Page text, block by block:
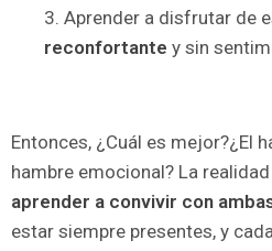
3. Aprender a disfrutar de
reconfortante y sin
Entonces, ¿Cuál es mejor?¿El
hambre emocional? La
aprender a convivir con
estar siempre presentes, y